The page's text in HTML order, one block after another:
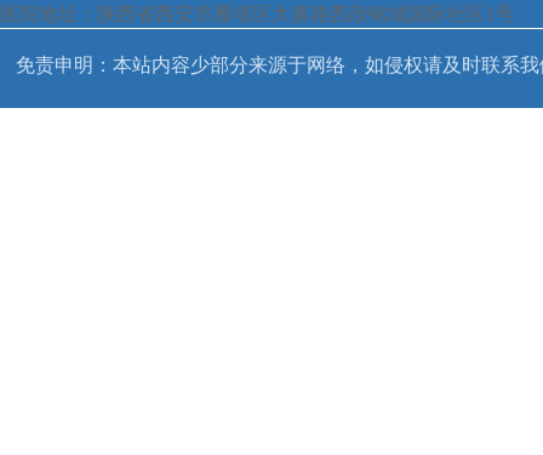
医院地址：陕西省西安市雁塔区大寨路西段铭城国际社区1号
免责申明：本站内容少部分来源于网络，如侵权请及时联系